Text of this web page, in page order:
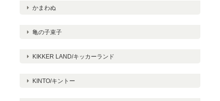
かまわぬ
亀の子束子
KIKKER LAND/キッカーランド
KINTO/キントー